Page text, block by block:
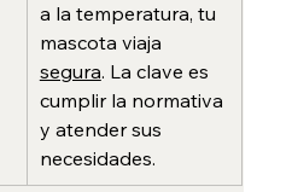
a la temperatura, tu
mascota viaja
segura. La clave es
cumplir la normativa
y atender sus
necesidades.